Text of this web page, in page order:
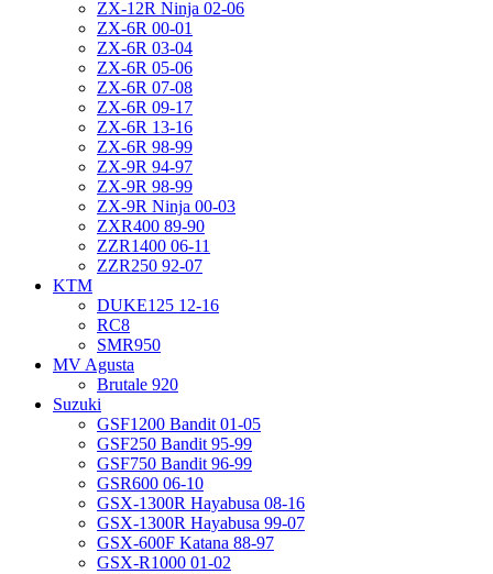
ZX-12R Ninja 02-06
ZX-6R 00-01
ZX-6R 03-04
ZX-6R 05-06
ZX-6R 07-08
ZX-6R 09-17
ZX-6R 13-16
ZX-6R 98-99
ZX-9R 94-97
ZX-9R 98-99
ZX-9R Ninja 00-03
ZXR400 89-90
ZZR1400 06-11
ZZR250 92-07
KTM
DUKE125 12-16
RC8
SMR950
MV Agusta
Brutale 920
Suzuki
GSF1200 Bandit 01-05
GSF250 Bandit 95-99
GSF750 Bandit 96-99
GSR600 06-10
GSX-1300R Hayabusa 08-16
GSX-1300R Hayabusa 99-07
GSX-600F Katana 88-97
GSX-R1000 01-02